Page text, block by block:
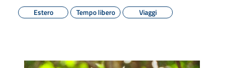
Estero
Tempo libero Viaggi